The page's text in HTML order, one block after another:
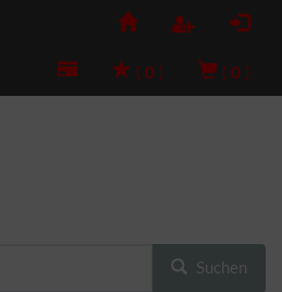
( 0 ) ( 0 )
Suchen